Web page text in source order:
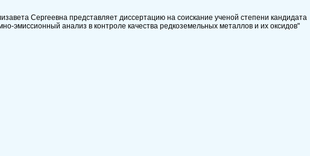
Сергеевна представляет диссертацию на соискание ученой степени кандидата
эмиссионный анализ в контроле качества редкоземельных металлов и их оксидов"